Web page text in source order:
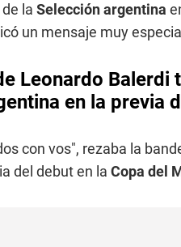
la Selección argentina
un mensaje muy
Leonardo Balerdi
en la previa
con vos", rezaba la
del debut en la Copa del